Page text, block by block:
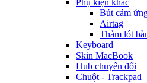
Phụ kiện khác
Bút cảm
Airtag
Thảm lót
Keyboard
Skin MacBook
Hub chuyển đổi
Chuột - Trackpad